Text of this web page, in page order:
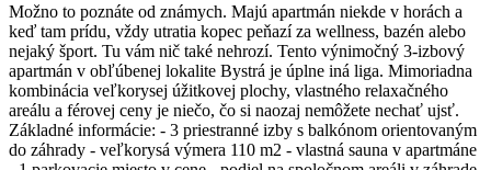
Možno to poznáte od známych. Majú apartmán niekde v horách a
keď tam prídu, vždy utratia kopec peňazí za wellness, bazén alebo
nejaký šport. Tu vám nič také nehrozí. Tento výnimočný 3-izbový
apartmán v obľúbenej lokalite Bystrá je úplne iná liga. Mimoriadna
kombinácia veľkorysej úžitkovej plochy, vlastného relaxačného
areálu a férovej ceny je niečo, čo si naozaj nemôžete nechať ujsť.
Základné informácie: - 3 priestranné izby s balkónom orientovaným
do záhrady - veľkorysá výmera 110 m2 - vlastná sauna v apartmáne